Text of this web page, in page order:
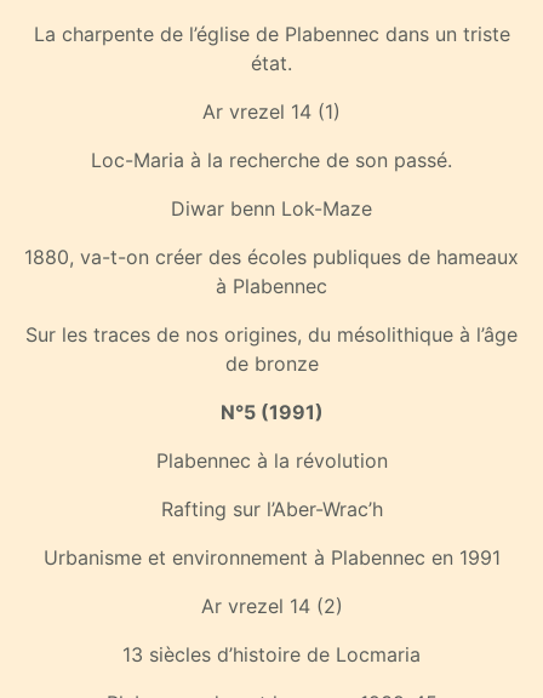
La charpente de l’église de Plabennec dans un triste
état.
Ar vrezel 14 (1)
Loc-Maria à la recherche de son passé.
Diwar benn Lok-Maze
1880, va-t-on créer des écoles publiques de hameaux
à Plabennec
Sur les traces de nos origines, du mésolithique à l’âge
de bronze
N°5 (1991)
Plabennec à la révolution
Rafting sur l’Aber-Wrac’h
Urbanisme et environnement à Plabennec en 1991
Ar vrezel 14 (2)
13 siècles d’histoire de Locmaria